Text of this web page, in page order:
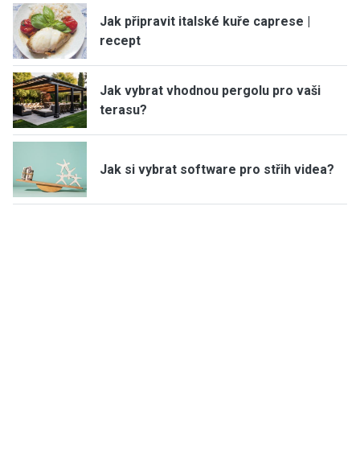
Jak připravit italské kuře caprese |
recept
Jak vybrat vhodnou pergolu pro vaši
terasu?
Jak si vybrat software pro střih videa?